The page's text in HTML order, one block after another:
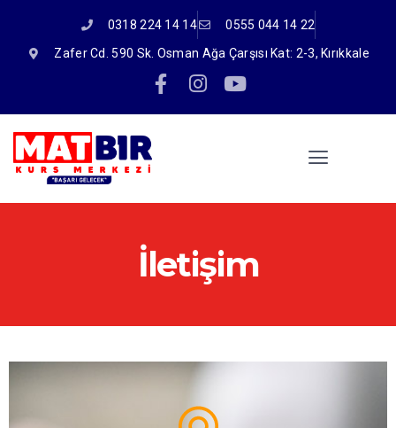
0318 224 14 14
0555 044 14 22
Zafer Cd. 590 Sk. Osman Ağa Çarşısı Kat: 2-3, Kırıkkale
İletişim